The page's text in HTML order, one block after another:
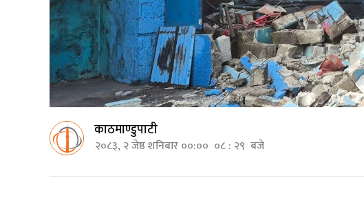
काठमाण्डुपाटी
२०८३, २ जेष्ठ शनिबार ००:०० ०८ : २९ बजे